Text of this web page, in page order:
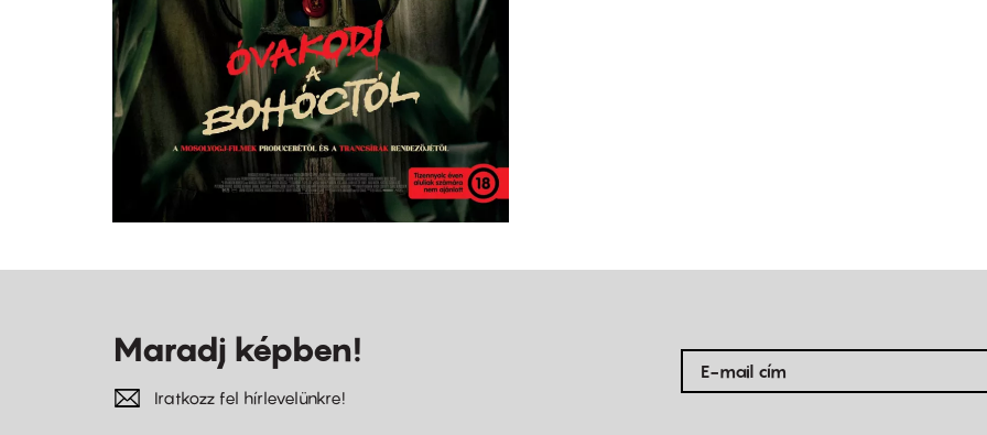
Maradj képben!
Iratkozz fel hírlevelünkre!